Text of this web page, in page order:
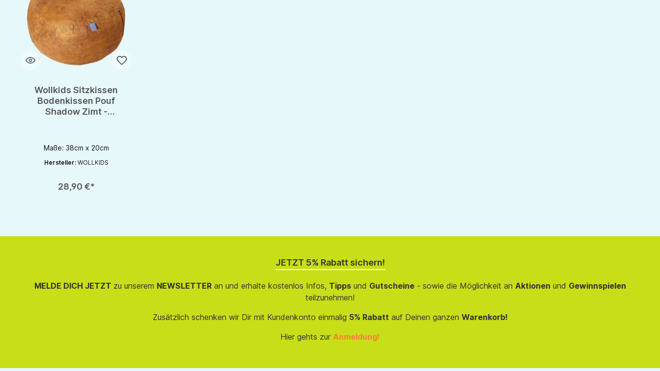
Wollkids Sitzkissen
Bodenkissen Pouf
Shadow Zimt -
Maße: 38cm x 20cm
Hersteller: WOLLKIDS
28,90 €*
JETZT 5% Rabatt sichern!
MELDE DICH JETZT zu unserem NEWSLETTERan und erhalte kostenlos Infos, Tippsund Gutscheine- sowie die Möglichkeit an Aktionen und Gewinnspielen
teilzunehmen!
Zusätzlich schenken wir Dir mit Kundenkonto einmalig 5% Rabatt auf Deinen ganzen Warenkorb!
Hier gehts zur Anmeldung!